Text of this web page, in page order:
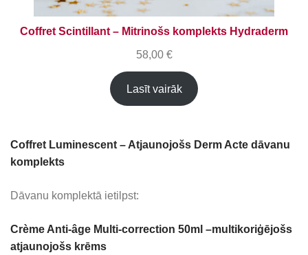
Coffret Scintillant – Mitrinošs komplekts Hydraderm
58,00 €
Lasīt vairāk
Coffret Luminescent – Atjaunojošs Derm Acte dāvanu
komplekts
Dāvanu komplektā ietilpst:
Crème Anti-âge Multi-correction 50ml –multikoriģējošs
atjaunojošs krēms